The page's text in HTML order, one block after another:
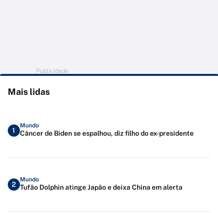
Publicidade
Mais lidas
1
Mundo
Câncer de Biden se espalhou, diz filho do ex-presidente
2
Mundo
Tufão Dolphin atinge Japão e deixa China em alerta